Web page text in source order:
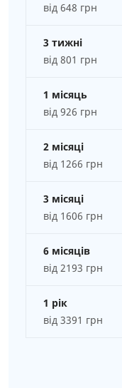
від 648 грн
3 тижні
від 801 грн
1 місяць
від 926 грн
2 місяці
від 1266 грн
3 місяці
від 1606 грн
6 місяців
від 2193 грн
1 рік
від 3391 грн